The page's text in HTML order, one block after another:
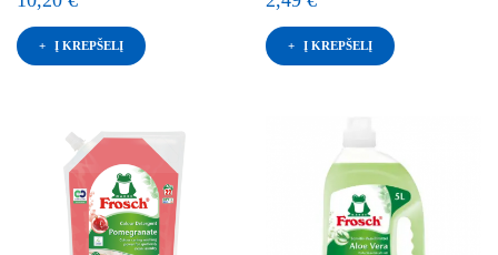
Į KREPŠELĮ Į KREPŠELĮ